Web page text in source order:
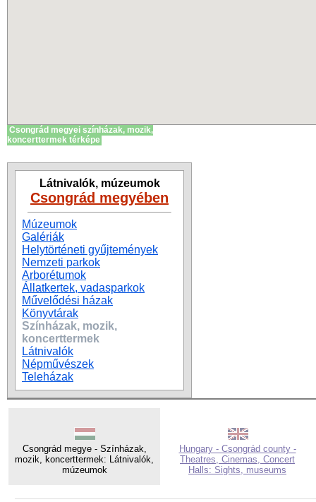
Csongrád megyei színházak, mozik,
koncerttermek térképe
Látnivalók, múzeumok
Csongrád megyében
Múzeumok
Galériák
Helytörténeti gyűjtemények
Nemzeti parkok
Arborétumok
Állatkertek, vadasparkok
Művelődési házak
Könyvtárak
Színházak, mozik,
koncerttermek
Látnivalók
Népművészek
Teleházak
Csongrád megye - Színházak,
mozik, koncerttermek: Látnivalók,
múzeumok
Hungary - Csongrád county -
Theatres, Cinemas, Concert
Halls: Sights, museums